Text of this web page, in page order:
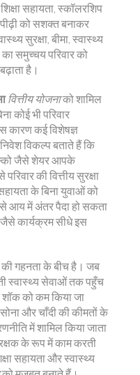
शिक्षा सहायता, स्कॉलरशिप
को सशक्त बनाकर
सुरक्षा, बीमा, स्वास्थ्य
का समुच्चयपरिवार को
है।
वित्तीय योजनाको शामिल
कोई भी परिवार
कारण कई विशेषज्ञ
विकल्प बताते हैं कि
जैसे शेयर आपके
की वित्तीय सुरक्षा
के बिना युवाओं को
आय में अंतर पैदा हो सकता
कार्यक्रम सीधे इस
की गहनता के बीच है। जब
स्वास्थ्य सेवाओं तक पहुँच
शॉक को कम किया जा
और चाँदी की कीमतों के
में शामिल किया जाता
के रूप में काम करती
सहायता और स्वास्थ्य